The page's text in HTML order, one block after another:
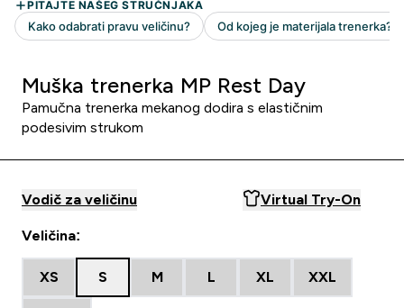
Muška trenerka MP Rest Day
Pamučna trenerka mekanog dodira s elastičnim
podesivim strukom
Vodič za veličinu Virtual Try-On
Veličina:
XS S M L XL XXL